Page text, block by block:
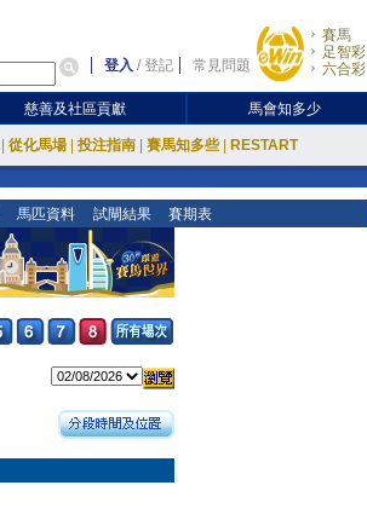
登入 /登記 常見問題
賽馬
足智彩
六合彩
慈善及社區貢獻 馬會知多少
從化馬場 投注指南 賽馬知多些 RESTART
馬匹資料 試閘結果 賽期表